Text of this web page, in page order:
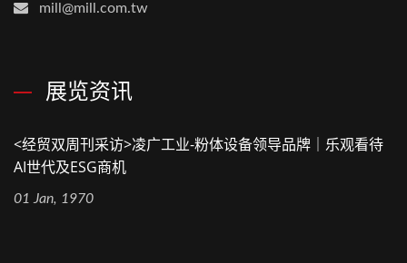
mill@mill.com.tw
展览资讯
<经贸双周刊采访>凌广工业-粉体设备领导品牌｜乐观看待
AI世代及ESG商机
01 Jan, 1970